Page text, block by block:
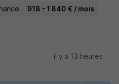
918 - 1 840 € / mois
il y a 13 heures